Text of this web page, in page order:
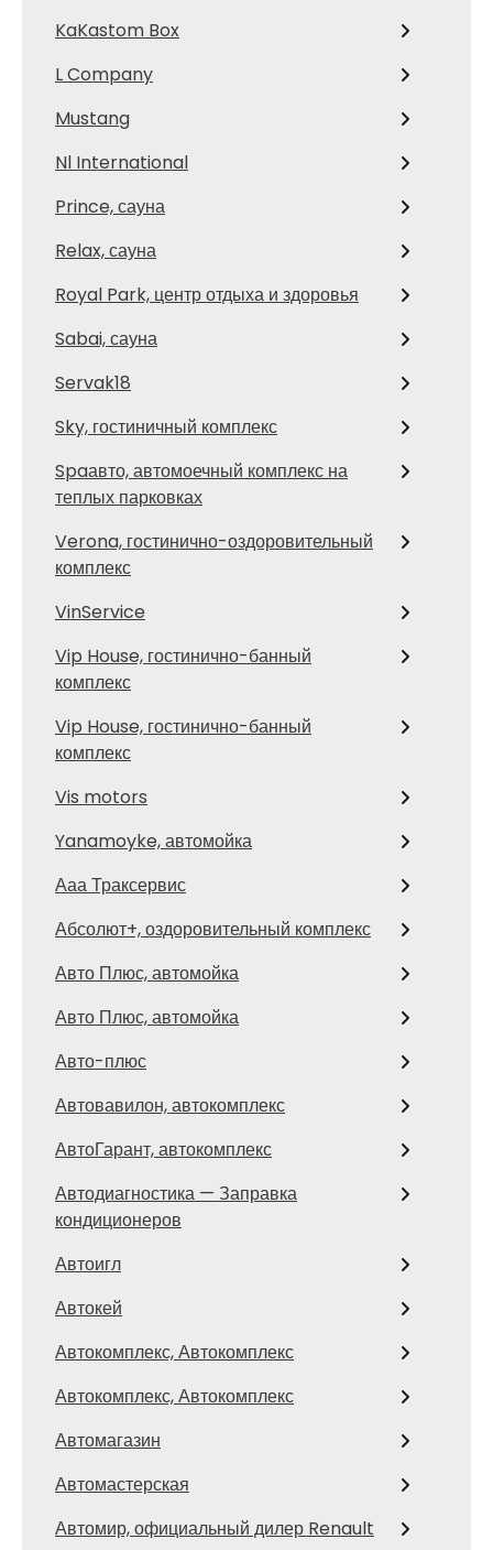
KaKastom Box
L Company
Mustang
Nl International
Prince, сауна
Relax, сауна
Royal Park, центр отдыха и здоровья
Sabai, сауна
Servak18
Sky, гостиничный комплекс
Spaавто, автомоечный комплекс на
теплых парковках
Verona, гостинично-оздоровительный
комплекс
VinService
Vip House, гостинично-банный
комплекс
Vip House, гостинично-банный
комплекс
Vis motors
Yanamoyke, автомойка
Ааа Траксервис
Абсолют+, оздоровительный комплекс
Авто Плюс, автомойка
Авто Плюс, автомойка
Авто-плюс
Автовавилон, автокомплекс
АвтоГарант, автокомплекс
Автодиагностика — Заправка
кондиционеров
Автоигл
Автокей
Автокомплекс, Автокомплекс
Автокомплекс, Автокомплекс
Автомагазин
Автомастерская
Автомир, официальный дилер Renault